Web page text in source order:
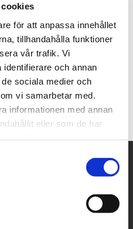
för att anpassa innehållet
tillhandahålla funktioner
vår trafik. Vi
och annan
sociala medier och
vi samarbetar med.
informationen med annan
eller som de har
moms